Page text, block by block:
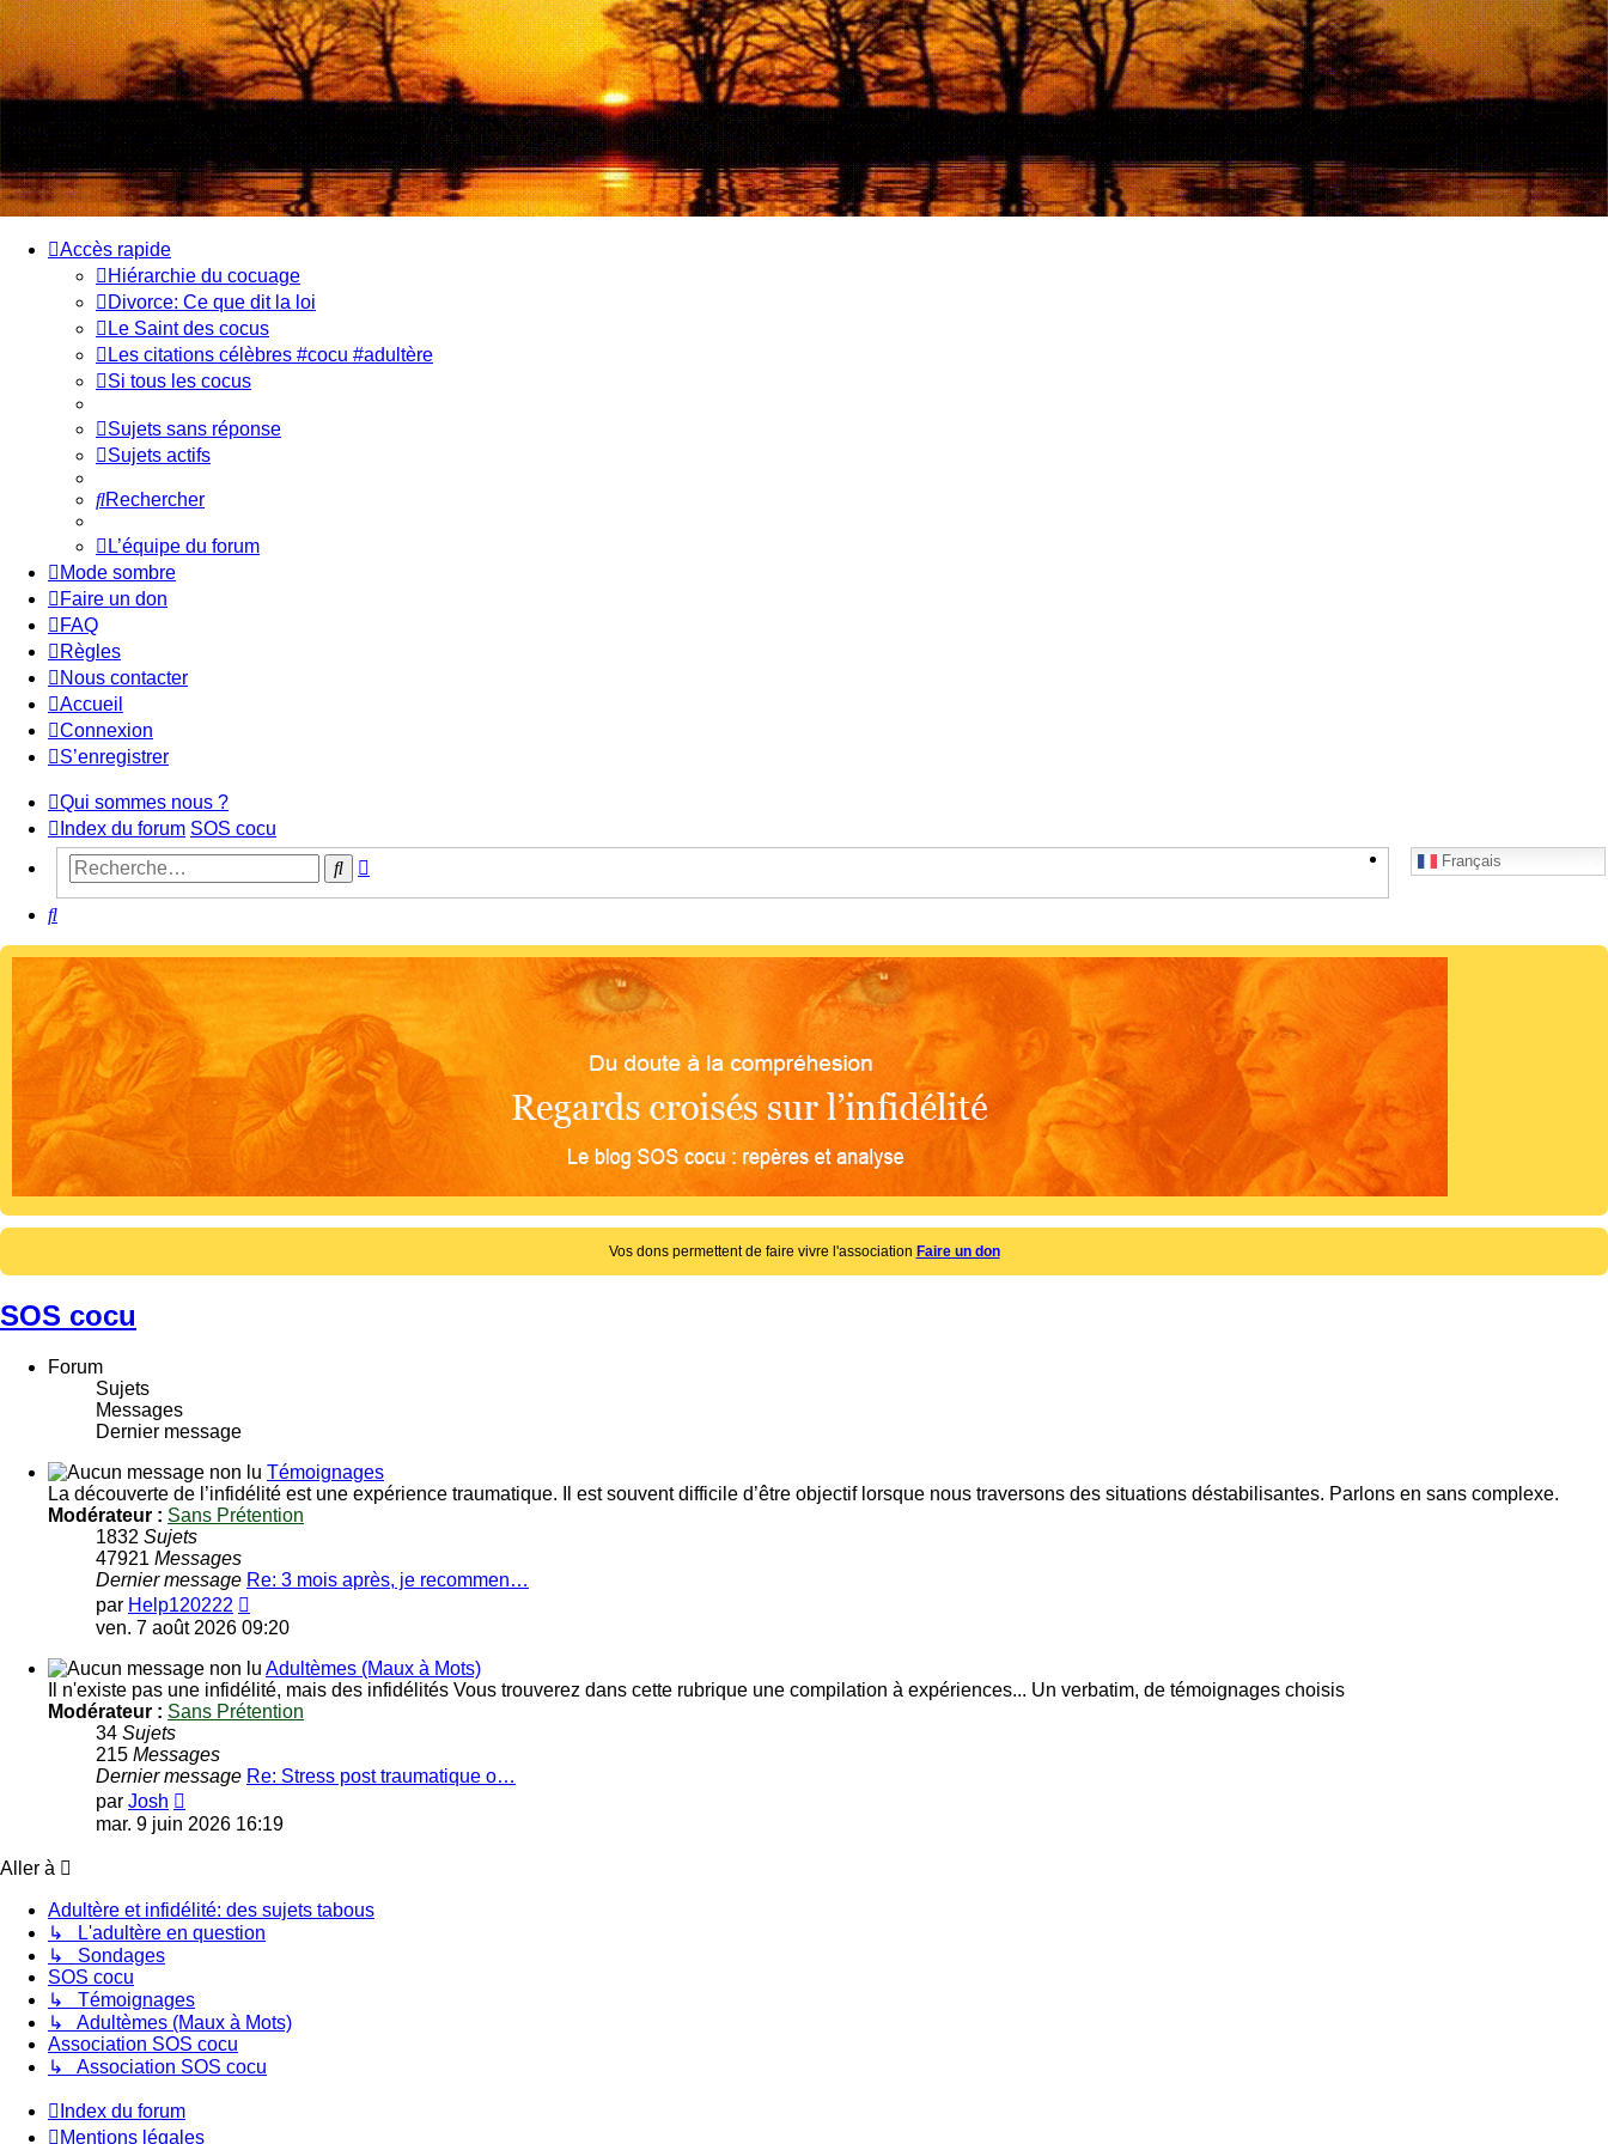
SOS cocu
SOS cocu est une association loi 1901 dont l'objet est le soutien aux victimes d'adultère. Pouvoir parler, se confier, recevoir un soutien moral pour traverser une situation personnelle
douloureuse
Vers le contenu
Accès rapide
Hiérarchie du cocuage
Divorce: Ce que dit la loi
Le Saint des cocus
Les citations célèbres #cocu #adultère
Si tous les cocus
Sujets sans réponse
Sujets actifs
Rechercher
L’équipe du forum
Mode sombre
Faire un don
FAQ
Règles
Nous contacter
Accueil
Connexion
S’enregistrer
Qui sommes nous ?
Index du forum SOS cocu
Français
Rechercher
Rechercher
Vos dons permettent de faire vivre l'association Faire un don
SOS cocu
Forum
Sujets
Messages
Dernier message
Témoignages
La découverte de l’infidélité est une expérience traumatique. Il est souvent difficile d’être objectif lorsque nous traversons des situations déstabilisantes. Parlons en sans complexe.
Modérateur : Sans Prétention
1832 Sujets
47921 Messages
Dernier message Re: 3 mois après, je recommen…
par Help120222
le
message
ven. 7 août 2026 09:20
Adultèmes (Maux à Mots)
Il n'existe pas une infidélité, mais des infidélités Vous trouverez dans cette rubrique une compilation à expériences... Un verbatim, de témoignages choisis
Modérateur : Sans Prétention
34 Sujets
215 Messages
Dernier message Re: Stress post traumatique o…
par Josh
le
mar. 9 juin 2026 16:19
Aller à
Adultère et infidélité: des sujets tabous
↳ L'adultère en question
↳ Sondages
SOS cocu
↳ Témoignages
↳ Adultèmes (Maux à Mots)
Association SOS cocu
↳ Association SOS cocu
Index du forum
Mentions légales